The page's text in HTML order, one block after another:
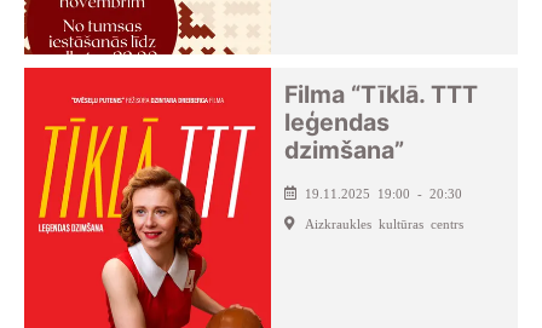
Filma “Tīklā. TTT
leģendas
dzimšana”
19.11.2025 19:00 - 20:30
Aizkraukles kultūras centrs